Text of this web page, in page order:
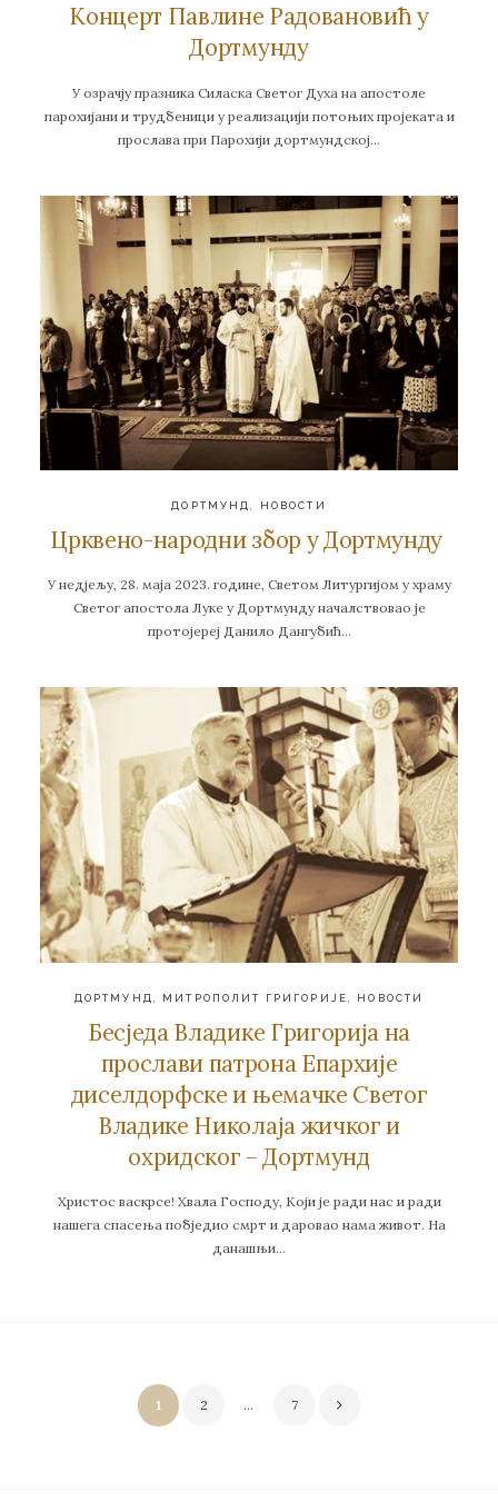
Концерт Павлине Радовановић у
Дортмунду
У озрачју празника Силаска Светог Духа на апостоле
парохијани и трудбеници у реализацији потоњих пројеката и
прослава при Парохији дортмундској…
ДОРТМУНД, НОВОСТИ
Црквено-народни збор у Дортмунду
У недјељу, 28. маја 2023. године, Светом Литургијом у храму
Светог апостола Луке у Дортмунду началствовао је
протојереј Данило Дангубић…
ДОРТМУНД МИТРОПОЛИТ ГРИГОРИЈЕ НОВОСТИ
Бесједа Владике Григорија на
прослави патрона Епархије
диселдорфске и њемачке Светог
Владике Николаја жичког и
охридског – Дортмунд
Христос васкрсе! Хвала Господу, Који је ради нас и ради
нашега спасења побједио смрт и даровао нама живот. На
данашњи…
Пагинација
1 2 … 7